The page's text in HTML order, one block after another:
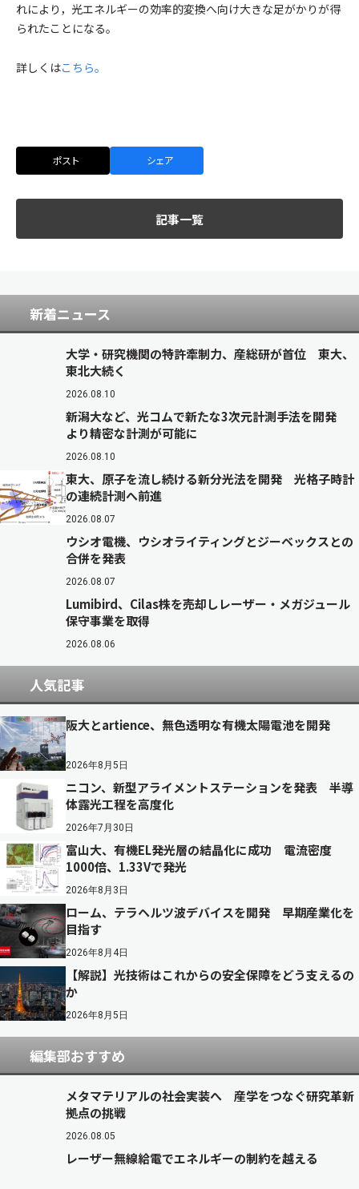
れにより，光エネルギーの効率的変換へ向け大きな足がかりが得
られたことになる。
詳しくはこちら。
ポスト シェア
記事一覧
新着ニュース
大学・研究機関の特許牽制力、産総研が首位 東大、
東北大続く
2026.08.10
新潟大など、光コムで新たな3次元計測手法を開発
より精密な計測が可能に
2026.08.10
東大、原子を流し続ける新分光法を開発 光格子時計
の連続計測へ前進
2026.08.07
ウシオ電機、ウシオライティングとジーベックスとの
合併を発表
2026.08.07
Lumibird、Cilas株を売却しレーザー・メガジュール
保守事業を取得
2026.08.06
人気記事
阪大とartience、無色透明な有機太陽電池を開発
2026年8月5日
ニコン、新型アライメントステーションを発表 半導
体露光工程を高度化
2026年7月30日
富山大、有機EL発光層の結晶化に成功 電流密度
1000倍、1.33Vで発光
2026年8月3日
ローム、テラヘルツ波デバイスを開発 早期産業化を
目指す
2026年8月4日
【解説】光技術はこれからの安全保障をどう支えるの
か
2026年8月5日
編集部おすすめ
メタマテリアルの社会実装へ 産学をつなぐ研究革新
拠点の挑戦
2026.08.05
レーザー無線給電でエネルギーの制約を越える